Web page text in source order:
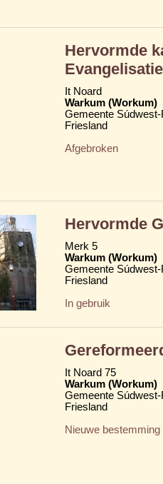
Hervormde
It Noard
Warkum (Workum)
Gemeente
Friesland
Afgebroken
Hervormde
Merk 5
Warkum (Workum)
Gemeente
Friesland
In gebruik
It Noard 75
Warkum (Workum)
Gemeente
Friesland
Nieuwe bestemming